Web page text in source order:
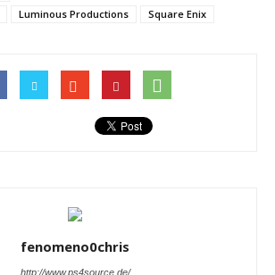
Luminous Productions Square Enix
fenomeno0chris
http://www.ps4source.de/